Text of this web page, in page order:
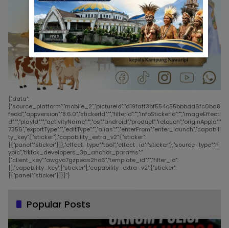
{"data":
{"source_platform":"mobile_2","pictureId":"d19faff3bf554c55bbbdd6fc0ba8
fedd","appversion":"8.6.0","stickerId":"","filterId":"","infoStickerId":"","imageEffectI
d":"","playId":"","activityName":"","os":"android","product":"retouch","originAppId":"
7356","exportType":"","editType":"","alias":"","enterFrom":"enter_launch","capabili
ty_key":["sticker"],"capability_extra_v2":{"sticker":
[{"panel":"sticker"}]},"effect_type":"tool","effect_id":"sticker"},"source_type":"h
ypic","tiktok_developers_3p_anchor_params":"
{"client_key":"awgvo7gzpeas2ho6","template_id":"","filter_id":
[],"capability_key":["sticker"],"capability_extra_v2":{"sticker":
[{"panel":"sticker"}]}}"}
Popular Posts